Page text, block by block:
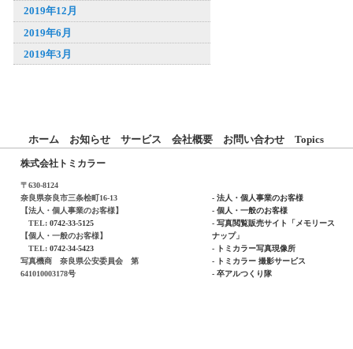
2019年12月
2019年6月
2019年3月
ホーム お知らせ サービス 会社概要 お問い合わせ Topics
株式会社トミカラー
〒630-8124
奈良県奈良市三条桧町16-13
【法人・個人事業のお客様】
TEL: 0742-33-5125
【個人・一般のお客様】
TEL: 0742-34-5423
写真機商 奈良県公安委員会 第
641010003178号
- 法人・個人事業のお客様
- 個人・一般のお客様
- 写真閲覧販売サイト「メモリース
ナップ」
- トミカラー写真現像所
- トミカラー 撮影サービス
- 卒アルつくり隊